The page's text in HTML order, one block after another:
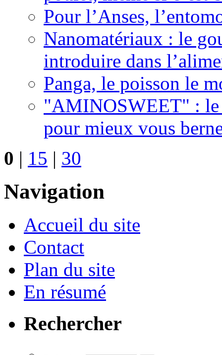
Pour l’Anses,
Nanomatériaux : le
introduire dans
Panga, le poisson le
"AMINOSWEET" : le
pour mieux vous
0 | 15 | 30
Navigation
Accueil du site
Contact
Plan du site
En résumé
Rechercher